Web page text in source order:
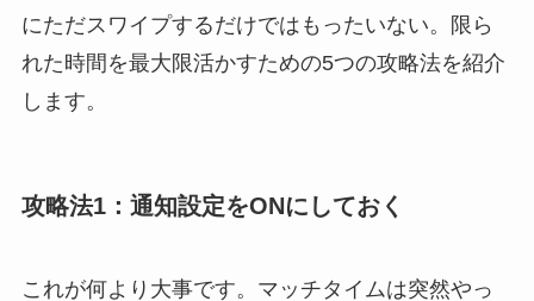
にただスワイプするだけではもったいない。限ら
れた時間を最大限活かすための5つの攻略法を紹介
します。
攻略法1：通知設定をONにしておく
これが何より大事です。マッチタイムは突然やっ